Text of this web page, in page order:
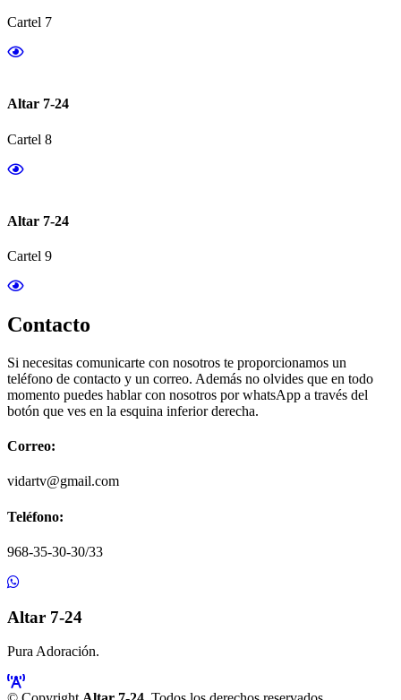
Cartel 7
Altar 7-24
Cartel 8
Altar 7-24
Cartel 9
Contacto
Si necesitas comunicarte con nosotros te proporcionamos un
teléfono de contacto y un correo. Además no olvides que en todo
momento puedes hablar con nosotros por whatsApp a través del
botón que ves en la esquina inferior derecha.
Correo:
vidartv@gmail.com
Teléfono:
968-35-30-30/33
Altar 7-24
Pura Adoración.